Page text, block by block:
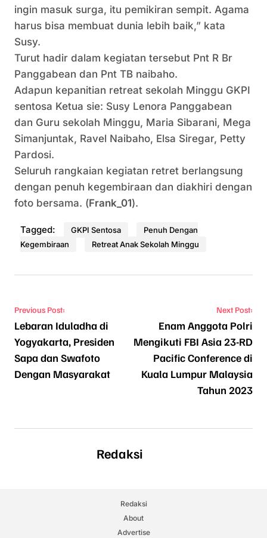
ingin masuk surga, itu pemikiran sempit. Agama
harus bisa membuat dunia lebih baik,” kata
Susy.
Turut hadir dalam kegiatan tersebut Pnt R Br
Panggabean dan Pnt TB naibaho.
Adapun kepanitian retreat sekolah Minggu GKPI
sentosa Ketua sie: Susy Lenora Panggabean
dan Guru sekolah Minggu, Maria Sibarani, Mega
Simanjuntak, Ravel Naibaho, Elsa Siregar, Petty
Pardosi.
Seluruh rangkaian kegiatan retret berlangsung
dengan penuh kegembiraan dan diakhiri dengan
foto bersama. (Frank_01).
Tagged: GKPI Sentosa
Penuh Dengan
Kegembiraan
Retreat Anak Sekolah Minggu
Navigasi pos
Previous Post:
Lebaran Iduladha di
Yogyakarta, Presiden
Sapa dan Swafoto
Dengan Masyarakat
Next Post:
Enam Anggota Polri
Mengikuti FBI Asia 23-RD
Pacific Conference di
Kuala Lumpur Malaysia
Tahun 2023
Redaksi
Redaksi
About
Advertise